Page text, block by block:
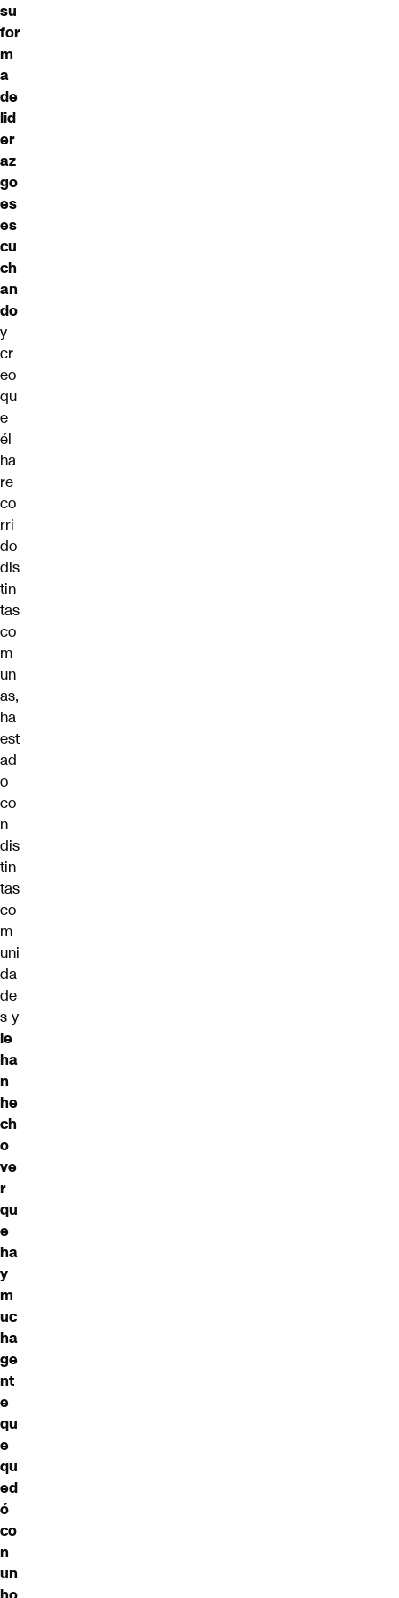
su
for
m
a
de
lid
er
az
go
es
es
cu
ch
an
do
y
cr
eo
qu
e
él
ha
re
co
rri
do
dis
tin
tas
co
m
un
as,
ha
est
ad
o
co
n
dis
tin
tas
co
m
uni
da
de
s y
le
ha
n
he
ch
o
ve
r
qu
e
ha
y
m
uc
ha
ge
nt
e
qu
e
qu
ed
ó
co
n
un